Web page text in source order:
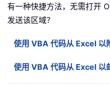
有一种快捷方法，无需打开
发送该区域？
使用 VBA 代码从 Excel 以
使用 VBA 代码从 Excel 以